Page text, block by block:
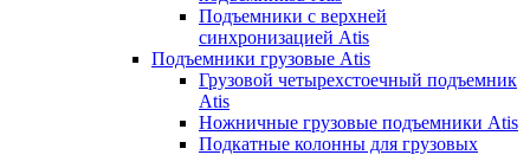
Подъемники с верхней
синхронизацией Atis
Подъемники грузовые Atis
Грузовой четырехстоечный подъемник
Atis
Ножничные грузовые подъемники Atis
Подкатные колонны для грузовых